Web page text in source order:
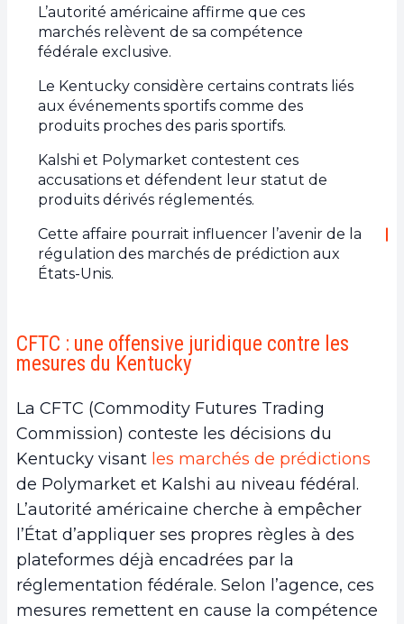
L’autorité américaine affirme que ces
marchés relèvent de sa compétence
fédérale exclusive.
Le Kentucky considère certains contrats liés
aux événements sportifs comme des
produits proches des paris sportifs.
Kalshi et Polymarket contestent ces
accusations et défendent leur statut de
produits dérivés réglementés.
Cette affaire pourrait influencer l’avenir de la
régulation des marchés de prédiction aux
États-Unis.
CFTC : une offensive juridique contre les
mesures du Kentucky
La CFTC (Commodity Futures Trading
Commission) conteste les décisions du
Kentucky visant les marchés de prédictions
de Polymarket et Kalshi au niveau fédéral.
L’autorité américaine cherche à empêcher
l’État d’appliquer ses propres règles à des
plateformes déjà encadrées par la
réglementation fédérale. Selon l’agence, ces
mesures remettent en cause la compétence